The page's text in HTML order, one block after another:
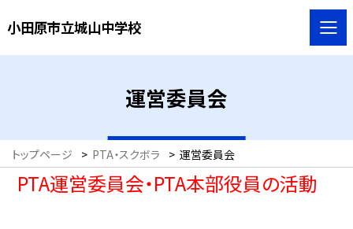
小田原市立城山中学校
運営委員会
トップページ > PTA・スクボラ > 運営委員会
PTA運営委員会・PTA本部役員の活動